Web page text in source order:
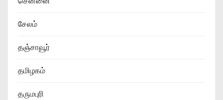
சேலம்
தஞ்சாவூர்
தமிழகம்
தருமபுரி